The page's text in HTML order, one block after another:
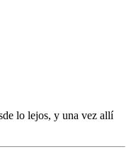
lo lejos, y una vez allí